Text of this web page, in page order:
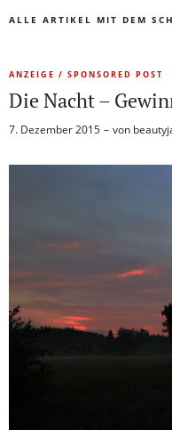
ALLE ARTIKEL MIT DEM
ANZEIGE / SPONSORED POST
Die Nacht –
7. Dezember 2015 von